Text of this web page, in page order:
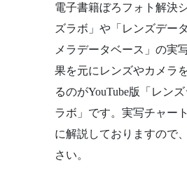
電子書籍ぼろフォト解決
ズラボ」や「レンズデー
メラデータベース」の実
果を元にレンズやカメラ
るのがYouTube版「レン
ラボ」です。実写チャー
に解説しておりますので
さい。